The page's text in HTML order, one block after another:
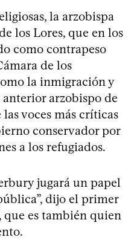
la arzobispa
los Lores, que en los
como contrapeso
de los
la inmigración y
arzobispo de
voces más críticas
conservador por
a los refugiados.
jugará un papel
dijo el primer
es también quien